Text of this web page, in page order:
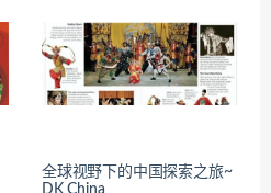
全球视野下的中国探索之旅~
DK China